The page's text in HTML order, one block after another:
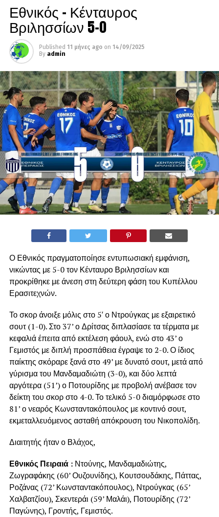
Εθνικός – Κένταυρος
Βριλησσίων 5-0
Published 11 μήνες ago on 14/09/2025
By admin
Ο Εθνικός πραγματοποίησε εντυπωσιακή εμφάνιση,
νικώντας με 5-0 τον Κένταυρο Βριλησσίων και
προκρίθηκε με άνεση στη δεύτερη φάση του Κυπέλλου
Ερασιτεχνών.
Το σκορ άνοιξε μόλις στο 5′ ο Ντρούγκας με εξαιρετικό
σουτ (1-0). Στο 37’ ο Δρίτσας διπλασίασε τα τέρματα με
κεφαλιά έπειτα από εκτέλεση φάουλ, ενώ στο 43’ ο
Γεμιστός με διπλή προσπάθεια έγραψε το 2-0. Ο ίδιος
παίκτης σκόραρε ξανά στο 49’ με δυνατό σουτ, μετά από
γύρισμα του Μανδαμαδιώτη (3-0), και δύο λεπτά
αργότερα (51’) ο Ποτουρίδης με προβολή ανέβασε τον
δείκτη του σκορ στο 4-0. Το τελικό 5-0 διαμόρφωσε στο
81’ ο νεαρός Κωνσταντακόπουλος με κοντινό σουτ,
εκμεταλλευόμενος ασταθή απόκρουση του Νικοπολίδη.
Διαιτητής ήταν ο Βλάχος,
Εθνικός Πειραιά :Ντούνης, Μανδαμαδιώτης,
Ζωγραφάκης (60’ Ουζουνίδης), Κουτσουδάκης, Πάττας,
Ροζάνας (72’ Κωνσταντακόπουλος), Ντρούγκας (65’
Χαλβατζίου), Σκεντεράι (59’ Μαλάι), Ποτουρίδης (72’
Παγώνης), Γροντής, Γεμιστός.